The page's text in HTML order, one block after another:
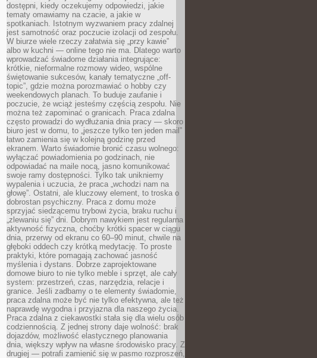
dostępni, kiedy oczekujemy odpowiedzi, jakie
tematy omawiamy na czacie, a jakie w
spotkaniach. Istotnym wyzwaniem pracy zdalnej
jest samotność oraz poczucie izolacji od zespołu.
W biurze wiele rzeczy załatwia się „przy kawie”
albo w kuchni — online tego nie ma. Dlatego warto
wprowadzać świadome działania integrujące:
krótkie, nieformalne rozmowy wideo, wspólne
świętowanie sukcesów, kanały tematyczne „off-
topic”, gdzie można porozmawiać o hobby czy
weekendowych planach. To buduje zaufanie i
poczucie, że wciąż jesteśmy częścią zespołu. Nie
można też zapominać o granicach. Praca zdalna
często prowadzi do wydłużania dnia pracy — skoro
biuro jest w domu, to „jeszcze tylko ten jeden mail”
łatwo zamienia się w kolejną godzinę przed
ekranem. Warto świadomie bronić czasu wolnego:
wyłączać powiadomienia po godzinach, nie
odpowiadać na maile nocą, jasno komunikować
swoje ramy dostępności. Tylko tak unikniemy
wypalenia i uczucia, że praca „wchodzi nam na
głowę”. Ostatni, ale kluczowy element, to troska o
dobrostan psychiczny. Praca z domu może
sprzyjać siedzącemu trybowi życia, braku ruchu i
„zlewaniu się” dni. Dobrym nawykiem jest regularna
aktywność fizyczna, choćby krótki spacer w ciągu
dnia, przerwy od ekranu co 60–90 minut, chwile na
głęboki oddech czy krótką medytację. To proste
praktyki, które pomagają zachować jasność
myślenia i dystans. Dobrze zaprojektowane
domowe biuro to nie tylko meble i sprzęt, ale cały
system: przestrzeń, czas, narzędzia, relacje i
granice. Jeśli zadbamy o te elementy świadomie,
praca zdalna może być nie tylko efektywna, ale też
naprawdę wygodna i przyjazna dla naszego życia.
Praca zdalna z ciekawostki stała się dla wielu osób
codziennością. Z jednej strony daje wolność: brak
dojazdów, możliwość elastycznego planowania
dnia, większy wpływ na własne środowisko pracy. Z
drugiej — potrafi zamienić się w pasmo rozproszeń,